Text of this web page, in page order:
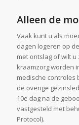
Alleen de
Vaak kunt u als
dagen logeren op
met ontslag of wilt
kraamzorg worden
medische controles
de overige
10e dag na de
vastgesteld met
Protocol).